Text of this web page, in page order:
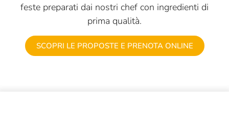
Talatta
Tartuflanghe
feste preparati dai nostri chef con ingredienti di
prima qualità.
SCOPRI LE PROPOSTE E PRENOTA ONLINE